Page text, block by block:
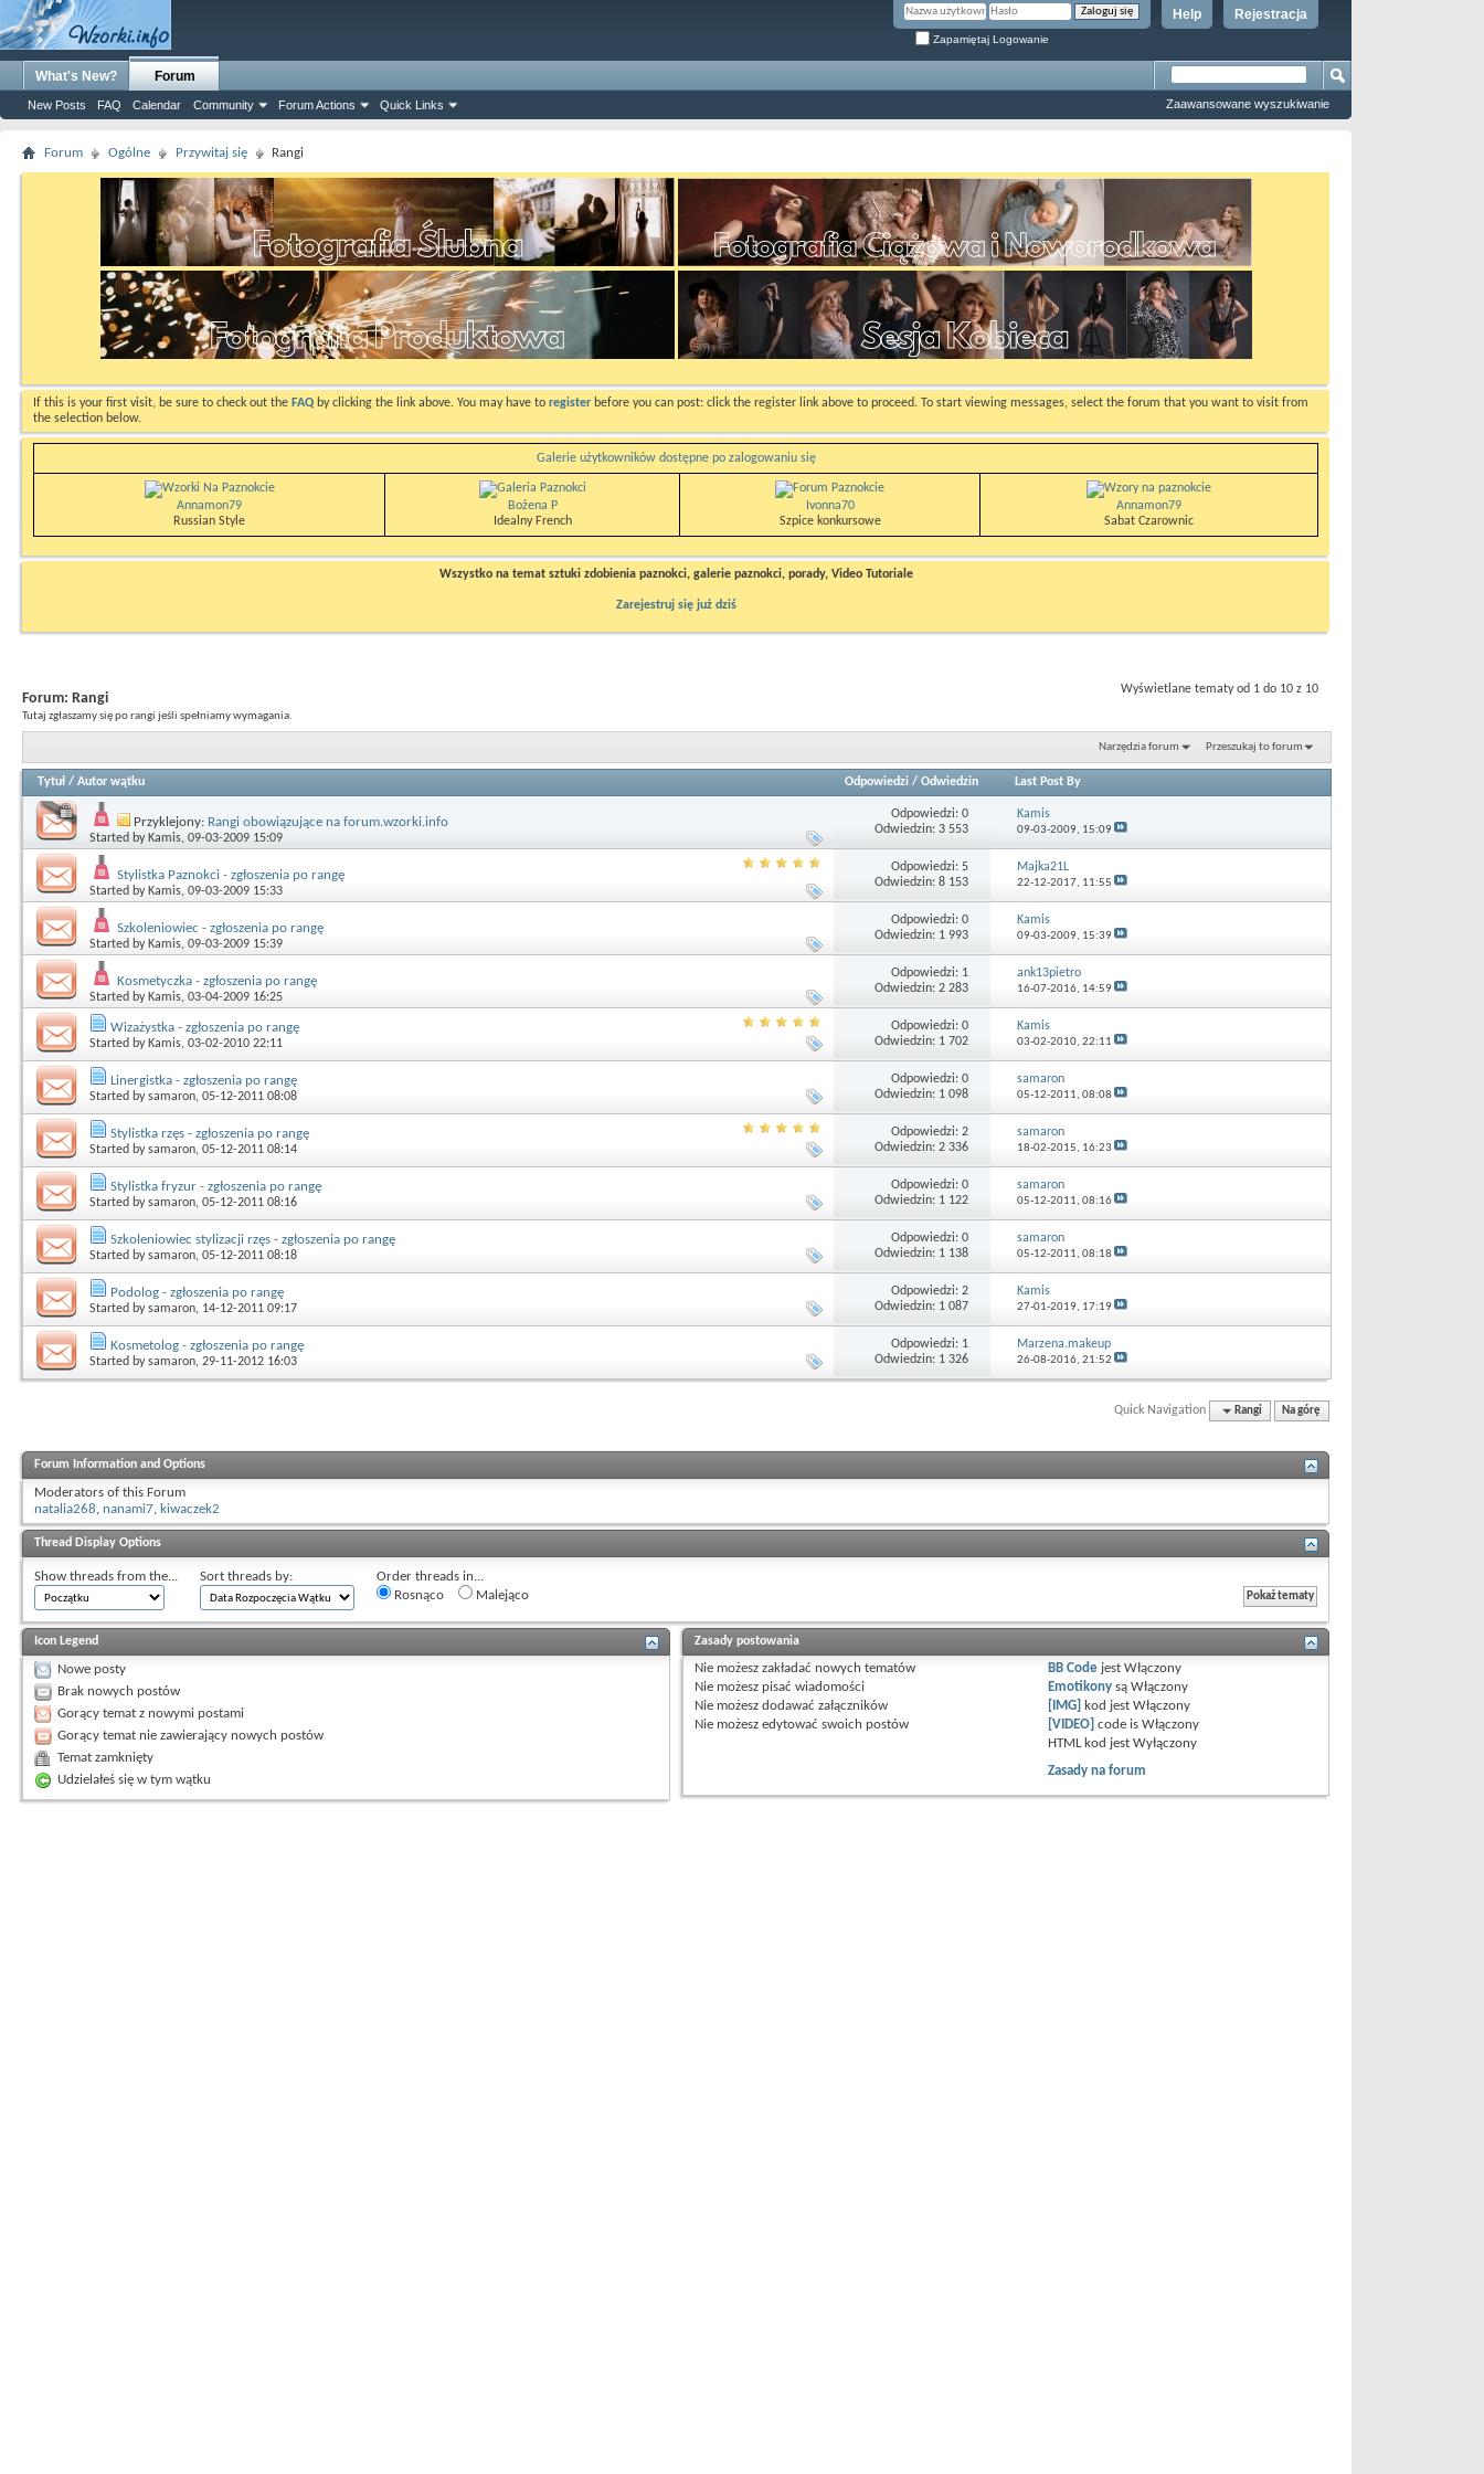
Rejestracja
Help
Zapamiętaj Logowanie
What's New? Forum
New Posts FAQ Calendar Community Forum Actions Quick Links Zaawansowane wyszukiwanie
Forum Ogólne Przywitaj się Rangi
If this is your first visit, be sure to check out the FAQ by clicking the link above. You may have to register before you can post: click the register link above to proceed. To start viewing messages, select the forum that you want to visit from
the selection below.
Galerie użytkowników dostępne po zalogowaniu się
Annamon79
Russian Style
Bożena P
Idealny French
Ivonna70
Szpice konkursowe
Annamon79
Sabat Czarownic
Wszystko na temat sztuki zdobienia paznokci, galerie paznokci, porady, Video Tutoriale
Zarejestruj się już dziś
Wyświetlane tematy od 1 do 10 z 10
Forum: Rangi
Tutaj zgłaszamy się po rangi jeśli spełniamy wymagania.
Narzędzia forum Przeszukaj to forum
Tytuł / Autor wątku Odpowiedzi/ Odwiedzin Last Post By
Przyklejony: Rangi obowiązujące na forum.wzorki.info
Started by Kamis, 09-03-2009 15:09
Odpowiedzi: 0
Odwiedzin: 3 553
Kamis
09-03-2009, 15:09
Stylistka Paznokci - zgłoszenia po rangę
Started by Kamis, 09-03-2009 15:33
Odpowiedzi: 5
Odwiedzin: 8 153
Majka21L
22-12-2017, 11:55
Szkoleniowiec - zgłoszenia po rangę
Started by Kamis, 09-03-2009 15:39
Odpowiedzi: 0
Odwiedzin: 1 993
Kamis
09-03-2009, 15:39
Kosmetyczka - zgłoszenia po rangę
Started by Kamis, 03-04-2009 16:25
Odpowiedzi: 1
Odwiedzin: 2 283
ank13pietro
16-07-2016, 14:59
Wizażystka - zgłoszenia po rangę
Started by Kamis, 03-02-2010 22:11
Odpowiedzi: 0
Odwiedzin: 1 702
Kamis
03-02-2010, 22:11
Linergistka - zgłoszenia po rangę
Started bysamaron, 05-12-2011 08:08
Odpowiedzi: 0
Odwiedzin: 1 098
samaron
05-12-2011, 08:08
Stylistka rzęs - zgłoszenia po rangę
Started bysamaron, 05-12-2011 08:14
Odpowiedzi: 2
Odwiedzin: 2 336
samaron
18-02-2015, 16:23
Stylistka fryzur - zgłoszenia po rangę
Started bysamaron, 05-12-2011 08:16
Odpowiedzi: 0
Odwiedzin: 1 122
samaron
05-12-2011, 08:16
Szkoleniowiec stylizacji rzęs - zgłoszenia po rangę
Started bysamaron, 05-12-2011 08:18
Odpowiedzi: 0
Odwiedzin: 1 138
samaron
05-12-2011, 08:18
Podolog - zgłoszenia po rangę
Started bysamaron, 14-12-2011 09:17
Odpowiedzi: 2
Odwiedzin: 1 087
Kamis
27-01-2019, 17:19
Kosmetolog - zgłoszenia po rangę
Started bysamaron, 29-11-2012 16:03
Odpowiedzi: 1
Odwiedzin: 1 326
Marzena.makeup
26-08-2016, 21:52
Quick Navigation Rangi Na górę
Forum Information and Options
Moderators of this Forum
natalia268, nanami7, kiwaczek2
Thread Display Options
Show threads from the... Sort threads by:
Order threads in...
Rosnąco
Malejąco
Icon Legend
Nowe posty
Brak nowych postów
Gorący temat z nowymi postami
Gorący temat nie zawierający nowych postów
Temat zamknięty
Udzielałeś się w tym wątku
Zasady postowania
Nie możeszzakładać nowych tematów
Nie możeszpisać wiadomości
Nie możeszdodawać załączników
Nie możeszedytować swoich postów
BB Code jestWłączony
Emotikony sąWłączony
[IMG] kod jestWłączony
[VIDEO] code isWłączony
HTML kod jestWyłączony
Zasady na forum